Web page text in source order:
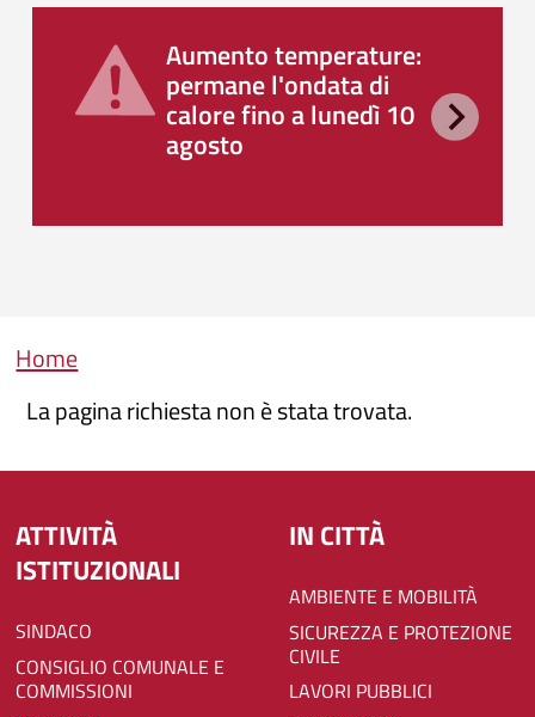
Aumento temperature:
permane l'ondata di
calore fino a lunedì 10
agosto
Briciole di pane
Home
La pagina richiesta non è stata trovata.
ATTIVITÀ
ISTITUZIONALI
SINDACO
CONSIGLIO COMUNALE E
COMMISSIONI
IN CITTÀ
AMBIENTE E MOBILITÀ
SICUREZZA E PROTEZIONE
CIVILE
LAVORI PUBBLICI